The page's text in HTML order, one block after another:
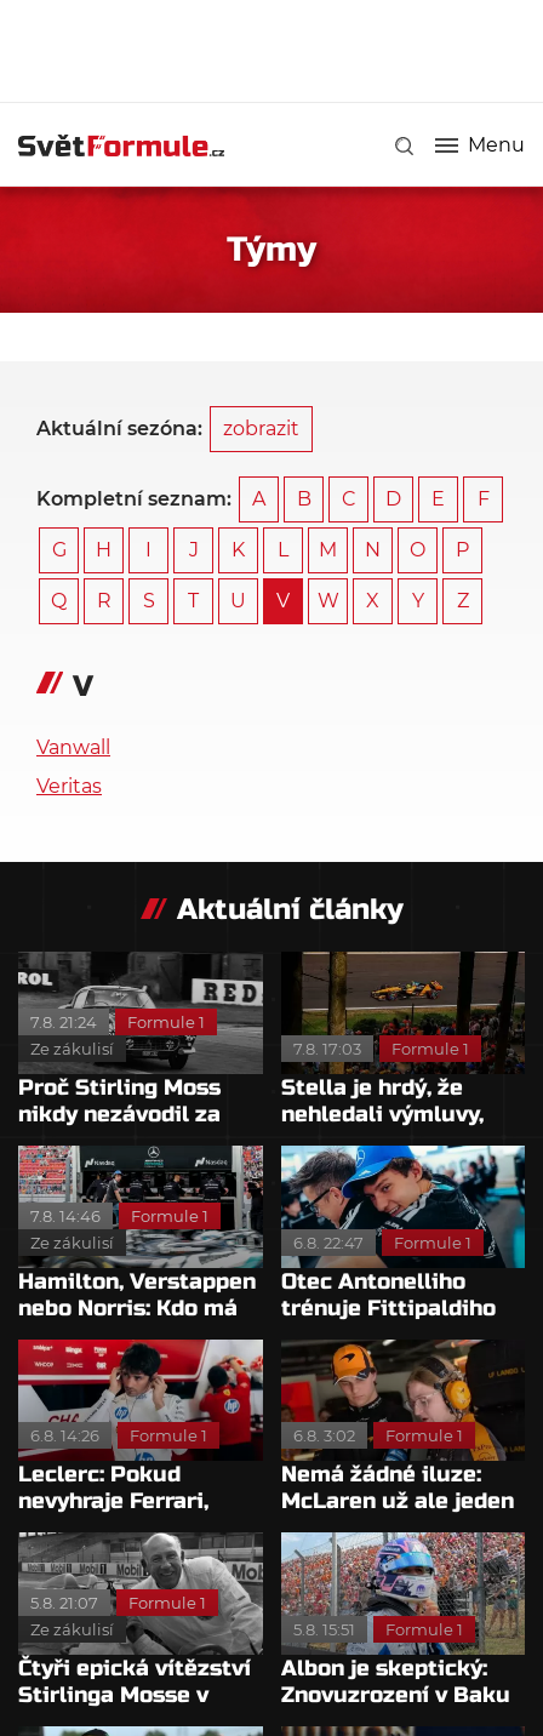
Menu
Týmy
Aktuální sezóna: zobrazit
Kompletní seznam: A B C D E F
G H I J K L M N O P
Q R S T U V W X Y Z
V
Vanwall
Veritas
Aktuální články
7.8. 21:24
Formule 1
Ze zákulisí
Proč Stirling Moss
nikdy nezávodil za
Ferrariho
7.8. 17:03 Formule 1
Stella je hrdý, že
nehledali výmluvy,
proč nedokážou
bojovat o titul
7.8. 14:46
Formule 1
Ze zákulisí
Hamilton, Verstappen
nebo Norris: Kdo má
nejvyšší plat?
6.8. 22:47 Formule 1
Otec Antonelliho
trénuje Fittipaldiho
syna: Brazilec
vychvaluje lídra
6.8. 14:26 Formule 1
Leclerc: Pokud
nevyhraje Ferrari,
přeji titul
Antonellimu
6.8. 3:02 Formule 1
Nemá žádné iluze:
McLaren už ale jeden
návrat ze dna dokázal
5.8. 21:07
Formule 1
Ze zákulisí
Čtyři epická vítězství
Stirlinga Mosse v
motorsportu
5.8. 15:51 Formule 1
Albon je skeptický:
Znovuzrození v Baku
nepovažuje za reálne